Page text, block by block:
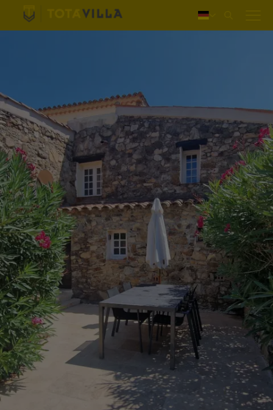
Einloggen